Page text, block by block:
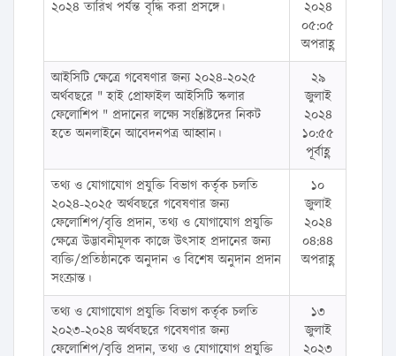
২০২৪ তারিখ পর্যন্ত বৃদ্ধি করা প্রসঙ্গে।
২০২৪
০৫:০৫
অপরাহ্ণ
আইসিটি ক্ষেত্রে গবেষণার জন্য ২০২৪-২০২৫
অর্থবছরে " হাই প্রোফাইল আইসিটি স্কলার
ফেলোশিপ " প্রদানের লক্ষ্যে সংশ্লিষ্টদের নিকট
হতে অনলাইনে আবেদনপত্র আহ্বান।
২৯
জুলাই
২০২৪
১০:৫৫
পূর্বাহ্ণ
তথ্য ও যোগাযোগ প্রযুক্তি বিভাগ কর্তৃক চলতি
২০২৪-২০২৫ অর্থবছরে গবেষণার জন্য
ফেলোশিপ/বৃত্তি প্রদান, তথ্য ও যোগাযোগ প্রযুক্তি
ক্ষেত্রে উদ্ভাবনীমূলক কাজে উৎসাহ প্রদানের জন্য
ব্যক্তি/প্রতিষ্ঠানকে অনুদান ও বিশেষ অনুদান প্রদান
সংক্রান্ত।
১০
জুলাই
২০২৪
০৪:৪৪
অপরাহ্ণ
তথ্য ও যোগাযোগ প্রযুক্তি বিভাগ কর্তৃক চলতি
২০২৩-২০২৪ অর্থবছরে গবেষণার জন্য
ফেলোশিপ/বৃত্তি প্রদান, তথ্য ও যোগাযোগ প্রযুক্তি
১৩
জুলাই
২০২৩